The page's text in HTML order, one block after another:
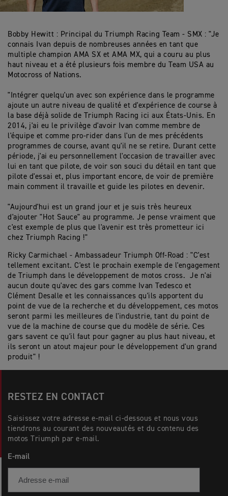
Bobby Hewitt : Principal du Triumph Racing Team - SMX : "Je
connais Ivan depuis de nombreuses années en tant que
multiple champion AMA SX et AMA MX, qui a couru au plus
haut niveau et a été plusieurs fois membre du Team USA au
Motocross of Nations.
"Intégrer quelqu'un avec son expérience dans le programme
ajoute un autre niveau de qualité et d'expérience de course à
la base déjà solide de Triumph Racing ici aux États-Unis. En
2014, j'ai eu le privilège d'avoir Ivan comme membre de
l'équipe et comme pro-rider dans l'un de mes précédents
programmes de course, avant qu'il ne se retire. Durant cette
période, j'ai eu personnellement l'occasion de travailler avec
lui en tant que pilote, de voir son souci du détail en tant que
pilote d'essai et, plus important encore, de voir de première
main comment il travaille et guide les pilotes en devenir.
"Aujourd'hui est un grand jour et je suis très heureux
d'ajouter "Hot Sauce" au programme. Je pense vraiment que
c'est exemple de plus que l'avenir est très prometteur ici
chez Triumph Racing !"
Ricky Carmichael - Ambassadeur Triumph Off-Road : "C'est
tellement excitant. C'est le prochain exemple de l'engagement
de Triumph dans le développement de motos cross. Je n'ai
aucun doute qu'avec des gars comme Ivan Tedesco et
Clément Desalle et les connaissances qu'ils apportent du
point de vue de la recherche et du développement, ces motos
seront parmi les meilleures de l'industrie, tant du point de
vue de la machine de course que du modèle de série. Ces
gars savent ce qu'il faut pour gagner au plus haut niveau, et
ils seront un atout majeur pour le développement d'un grand
produit" !
RESTEZ EN CONTACT
Saisissez votre adresse e-mail ci-dessous et nous vous
tiendrons au courant des nouveautés et du contenu des
motos Triumph par e-mail.
E-mail